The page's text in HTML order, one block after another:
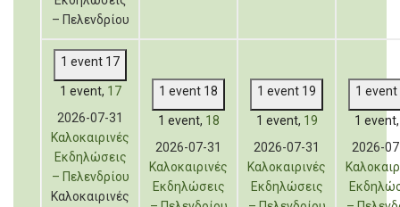
– Πελενδρίου
1 event 17
1 event, 17
2026-07-31
Καλοκαιρινές
Εκδηλώσεις
– Πελενδρίου
Καλοκαιρινές
1 event 18
1 event, 18
2026-07-31
Καλοκαιρινές
Εκδηλώσεις
1 event 19
1 event, 19
2026-07-31
Καλοκαιρινές
Εκδηλώσεις
1 event
1
2026-